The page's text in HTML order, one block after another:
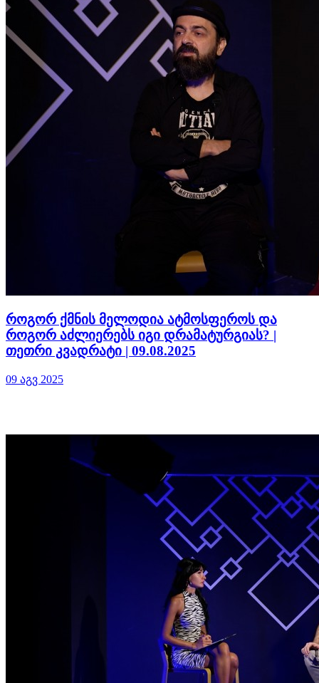
როგორ ქმნის მელოდია ატმოსფეროს და
როგორ აძლიერებს იგი დრამატურგიას? |
თეთრი კვადრატი | 09.08.2025
09 აგვ 2025